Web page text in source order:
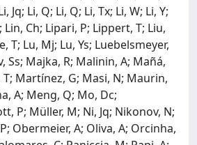
Jq; Li, Q; Li, Q; Li, Tx; Li, W; Li, Y;
Lin, Ch; Lipari, P; Lippert, T; Liu,
T; Lu, Mj; Lu, Ys; Luebelsmeyer,
Ss; Majka, R; Malinin, A; Mañá,
T; Martínez, G; Masi, N; Maurin,
A; Meng, Q; Mo, Dc;
P; Müller, M; Ni, Jq; Nikonov, N;
Obermeier, A; Oliva, A; Orcinha,